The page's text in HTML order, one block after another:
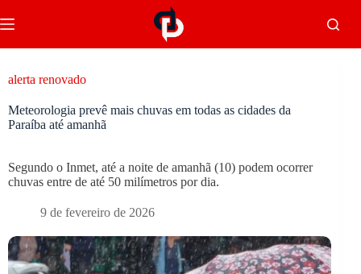
alerta renovado
Meteorologia prevê mais chuvas em todas as cidades da
Paraíba até amanhã
Segundo o Inmet, até a noite de amanhã (10) podem ocorrer
chuvas entre de até 50 milímetros por dia.
9 de fevereiro de 2026